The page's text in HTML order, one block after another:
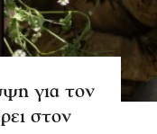
για τον
στον